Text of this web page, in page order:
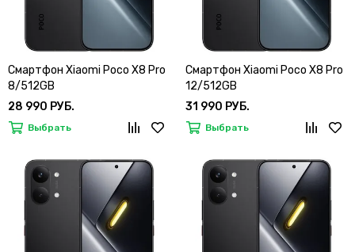
Смартфон Xiaomi Poco X8 Pro
8/512GB
28 990 РУБ.
Выбрать
Смартфон Xiaomi Poco X8 Pro
12/512GB
31 990 РУБ.
Выбрать